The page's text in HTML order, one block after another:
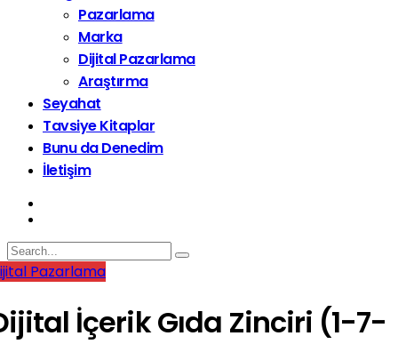
Pazarlama
Marka
Dijital Pazarlama
Araştırma
Seyahat
Tavsiye Kitaplar
Bunu da Denedim
İletişim
Pazarlama
İçerik Gıda Zinciri (1-7-